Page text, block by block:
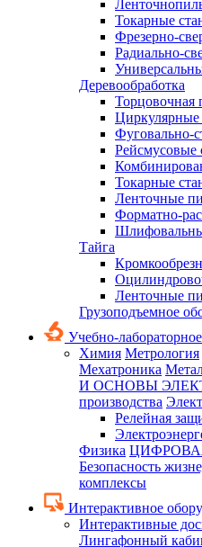
Токарные
Фрезерно-
Радиально-
Деревообработка
Торцовочная
Фуговально-
Рейсмусовые
Токарные
Ленточные
Форматно-
Тайга
Ленточные
Грузоподъемное
Учебно-
Химия Метрология
Мехатроника
И ОСНОВЫ
производства
Релейная
Физика
Безопасность
комплексы
Интерактивное
Интерактивные
Лингафонный